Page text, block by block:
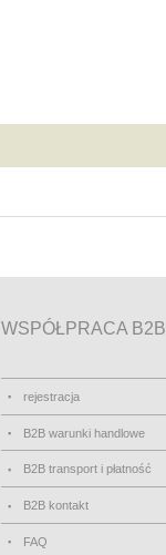
WSPÓŁPRACA B2B
rejestracja
B2B warunki handlowe
B2B transport i płatność
B2B kontakt
FAQ